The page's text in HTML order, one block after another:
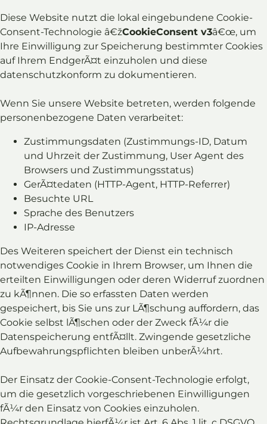
Diese Website nutzt die lokal eingebundene Cookie-
Consent-Technologie â€žCookieConsent v3â€œ, um
Ihre Einwilligung zur Speicherung bestimmter Cookies
auf Ihrem EndgerÃ¤t einzuholen und diese
datenschutzkonform zu dokumentieren.
Wenn Sie unsere Website betreten, werden folgende
personenbezogene Daten verarbeitet:
Zustimmungsdaten (Zustimmungs-ID, Datum
und Uhrzeit der Zustimmung, User Agent des
Browsers und Zustimmungsstatus)
GerÃ¤tedaten (HTTP-Agent, HTTP-Referrer)
Besuchte URL
Sprache des Benutzers
IP-Adresse
Des Weiteren speichert der Dienst ein technisch
notwendiges Cookie in Ihrem Browser, um Ihnen die
erteilten Einwilligungen oder deren Widerruf zuordnen
zu kÃ¶nnen. Die so erfassten Daten werden
gespeichert, bis Sie uns zur LÃ¶schung auffordern, das
Cookie selbst lÃ¶schen oder der Zweck fÃ¼r die
Datenspeicherung entfÃ¤llt. Zwingende gesetzliche
Aufbewahrungspflichten bleiben unberÃ¼hrt.
Der Einsatz der Cookie-Consent-Technologie erfolgt,
um die gesetzlich vorgeschriebenen Einwilligungen
fÃ¼r den Einsatz von Cookies einzuholen.